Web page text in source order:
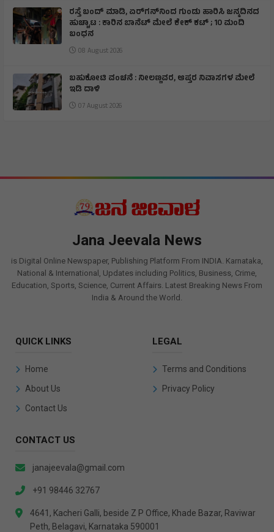
ರಸ್ತೆ ಬಂದ್ ಮಾಡಿ, ಏರ್‌ಗನ್‌ನಿಂದ ಗುಂಡು ಹಾರಿಸಿ ಜನ್ಮದಿನದ
ಹುಚ್ಚಾಟ : ಕಾರಿನ ಬಾನೆಟ್ ಮೇಲೆ ಕೇಕ್ ಕಟ್‌ ; 10 ಮಂದಿ
ಬಂಧನ
08 August 2026
ಬಹುಕೋಟಿ ವಂಚನೆ : ನೀಲಣ್ಣವರ, ಆಪ್ತರ ನಿವಾಸಗಳ ಮೇಲೆ
ಇಡಿ ದಾಳಿ
07 August 2026
Jana Jeevala News
is Digital Online Newspaper, Publishing Platform From INDIA. Karnataka,
National & International, Updates including Politics, Business, Crime,
Education, Sports, Science, Current Affairs. Latest Breaking News From
India & Around the World.
QUICK LINKS
Home
About Us
Contact Us
LEGAL
Terms and Conditions
Privacy Policy
CONTACT US
janajeevala@gmail.com
+91 98446 32767
4641, Kacheri Galli, beside Z P Office, Khade Bazar, Raviwar
Peth, Belagavi, Karnataka 590001